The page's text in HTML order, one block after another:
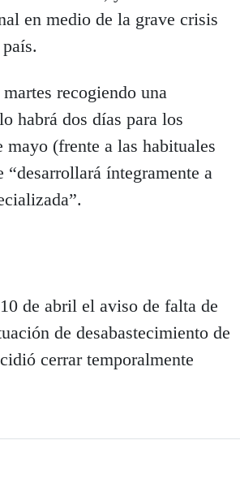
en medio de la grave crisis
recogiendo una
habrá dos días para los
(frente a las habituales
íntegramente a
de abril el aviso de falta de
de desabastecimiento de
cerrar temporalmente